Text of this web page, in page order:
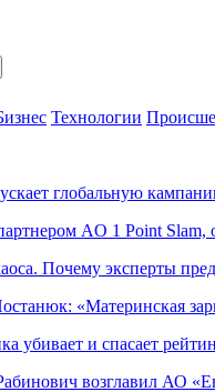
Технологии
глобальную
AO 1 Point
Почему эксперты
«Материнская
убивает и спасает
возглавил АО